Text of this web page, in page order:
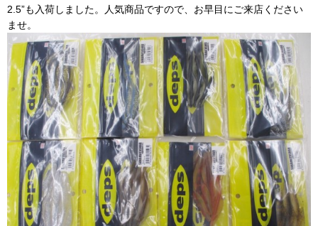
2.5”も入荷しました。人気商品ですので、お早目にご来店ください
ませ。